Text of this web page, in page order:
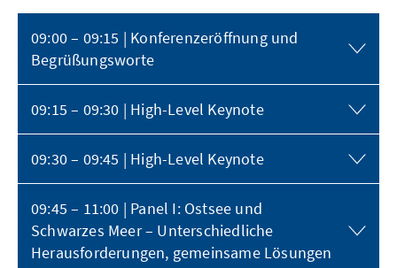
09:00 – 09:15 | Konferenzeröffnung und
Begrüßungsworte
09:15 – 09:30 | High-Level Keynote
09:30 – 09:45 | High-Level Keynote
09:45 – 11:00 | Panel I: Ostsee und
Schwarzes Meer – Unterschiedliche
Herausforderungen, gemeinsame Lösungen